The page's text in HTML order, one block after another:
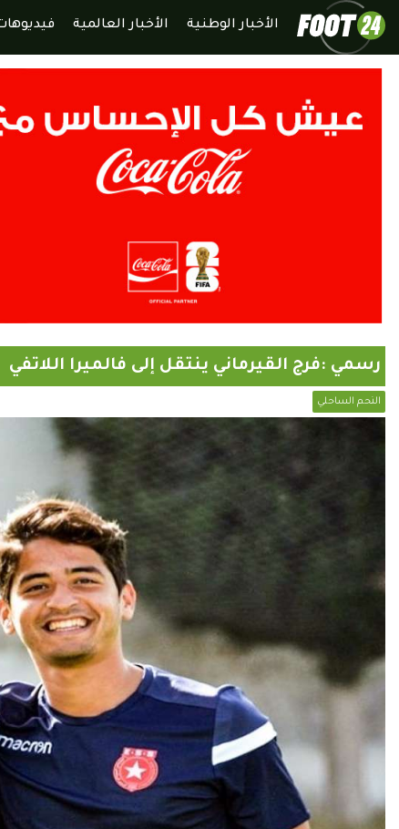
الأخبار الوطنية الأخبار العالمية
رسمي :فرج القيرماني ينتقل إلى فالميرا اللاتفي
النحم الساحلي